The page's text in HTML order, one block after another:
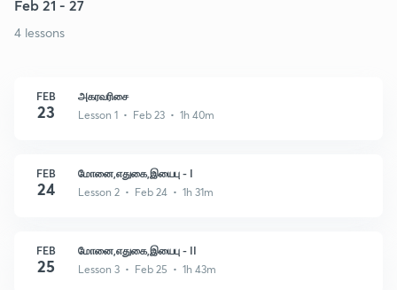
Feb 21 - 27
4 lessons
FEB
23
அகரவரிசை
Lesson 1 • Feb 23 • 1h 40m
FEB
24
மோனை,எதுகை,இயைபு - I
Lesson 2 • Feb 24 • 1h 31m
FEB
25
மோனை,எதுகை,இயைபு - II
Lesson 3 • Feb 25 • 1h 43m